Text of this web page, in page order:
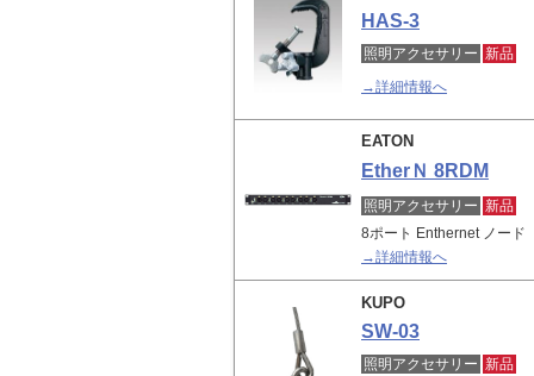
HAS-3
照明アクセサリー 新品
→詳細情報へ
EATON
EtherＮ 8RDM
照明アクセサリー 新品
8ポート Enthernet ノード
→詳細情報へ
KUPO
SW-03
照明アクセサリー 新品